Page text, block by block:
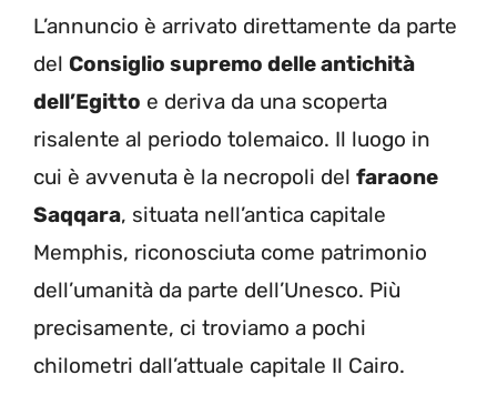
L’annuncio è arrivato direttamente da parte
del Consiglio supremo delle antichità
dell’Egitto e deriva da una scoperta
risalente al periodo tolemaico. Il luogo in
cui è avvenuta è la necropoli del faraone
Saqqara, situata nell’antica capitale
Memphis, riconosciuta come patrimonio
dell’umanità da parte dell’Unesco. Più
precisamente, ci troviamo a pochi
chilometri dall’attuale capitale Il Cairo.